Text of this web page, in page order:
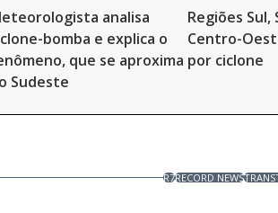
analisa
bomba e explica o
que se aproxima
Sudeste
Regiões Sul,
Centro-
por ciclone
R7RECORD NEWS